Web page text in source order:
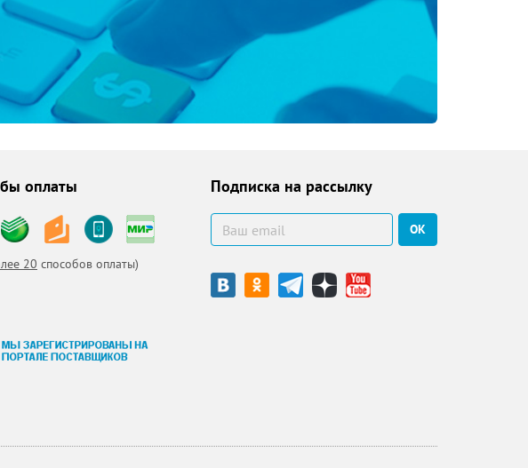
оплаты
20 способов оплаты)
Подписка на рассылку
ОК